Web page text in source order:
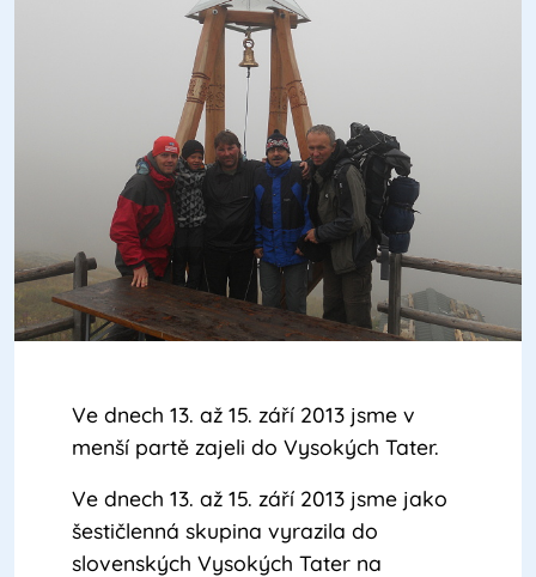
Ve dnech 13. až 15. září 2013 jsme v
menší partě zajeli do Vysokých Tater.
Ve dnech 13. až 15. září 2013 jsme jako
šestičlenná skupina vyrazila do
slovenských Vysokých Tater na